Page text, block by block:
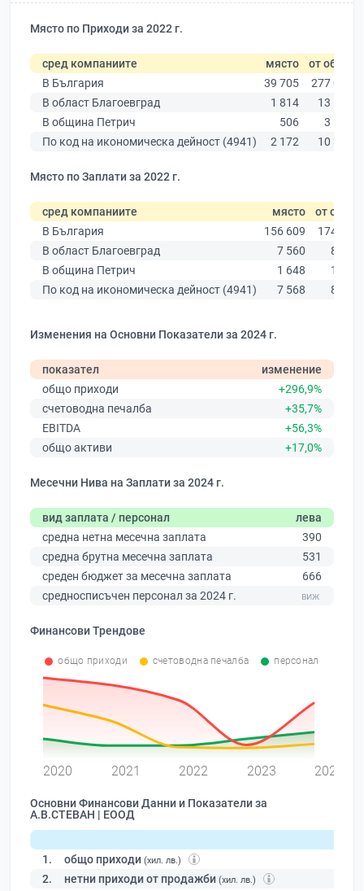
Място по Приходи за 2022 г.
сред компаниите място от общо
В България
39 705
277 019
В област Благоевград
1 814
13 529
В община Петрич
506
3 136
По код на икономическа дейност (4941)
2 172 10 330
Място по Заплати за 2022 г.
сред компаниите място
от общо
В България
156 609
174 403
В област Благоевград
7 560
8 826
В община Петрич
1 648
1 963
По код на икономическа дейност (4941)
7 568 8 756
Изменения на Основни Показатели за 2024 г.
показател
изменение
общо приходи
+296,9%
счетоводна печалба
+35,7%
EBITDA
+56,3%
общо активи
+17,0%
Месечни Нива на Заплати за 2024 г.
вид заплата / персонал
лева
средна нетна месечна заплата
390
средна брутна месечна заплата
531
среден бюджет за месечна заплата
666
средносписъчен персонал за 2024 г.
Финансови Трендове
общо приходи счетоводна печалба персонал
2020 2021 2022 2023 2024
Основни Финансови Данни и Показатели за
А.В.СТЕВАН | ЕООД
1. общо приходи (хил. лв.)
2. нетни приходи от продажби (хил. лв.)